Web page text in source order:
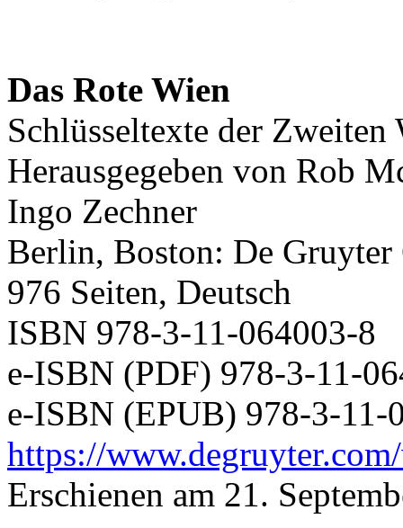
Das Rote Wien
Schlüsseltexte der
Herausgegeben von Rob
Ingo Zechner
Berlin, Boston: De Gruyter
976 Seiten, Deutsch
ISBN 978-3-11-064003-8
e-ISBN (PDF) 978-3-11-
e-ISBN (EPUB) 978-3-11-
https://
Erschienen am 21.